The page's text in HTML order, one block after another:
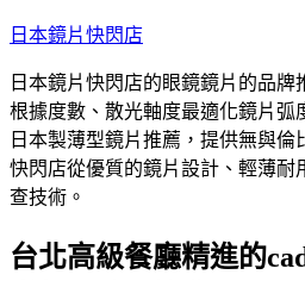
跳
主
要
內
容
日本鏡片快閃店
日本鏡片快閃店的眼鏡鏡片的品牌
根據度數、散光軸度最適化鏡片弧
日本製薄型鏡片推薦，提供無與倫
快閃店從優質的鏡片設計、輕薄耐
查技術。
台北高級餐廳精進的